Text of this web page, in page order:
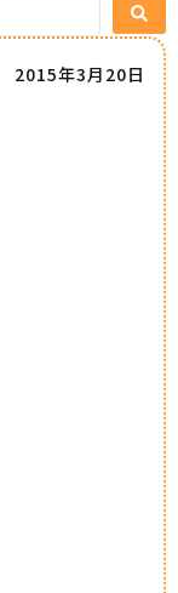
2015年3月20日